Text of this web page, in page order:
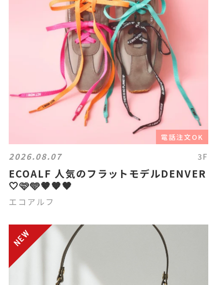
電話注文OK
2026.08.07 3F
ECOALF 人気のフラットモデルDENVER
🤍🩷🩵🤎🧡🖤
エコアルフ